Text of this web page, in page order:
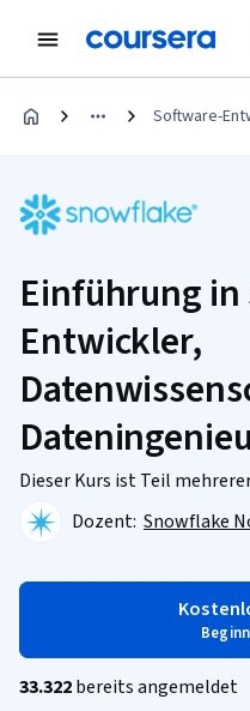
Software-
Einführung
Entwickler,
Dieser Kurs ist Teil
Dozent: Snowflake
33.322bereits angemeldet